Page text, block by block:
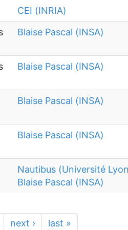
CEI (INRIA)
Blaise Pascal (INSA)
Blaise Pascal (INSA)
Blaise Pascal (INSA)
Blaise Pascal (INSA)
Nautibus (Université
Blaise Pascal (INSA)
next › last »